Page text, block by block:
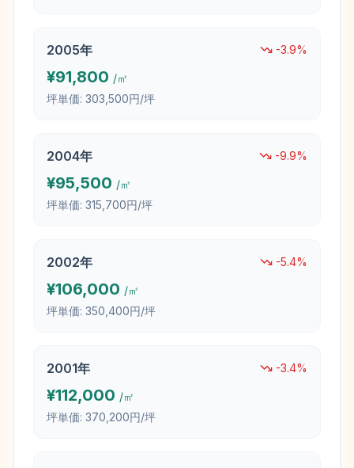
2005年 -3.9%
¥91,800 /㎡
坪単価: 303,500円/坪
2004年 -9.9%
¥95,500 /㎡
坪単価: 315,700円/坪
2002年 -5.4%
¥106,000 /㎡
坪単価: 350,400円/坪
2001年 -3.4%
¥112,000 /㎡
坪単価: 370,200円/坪